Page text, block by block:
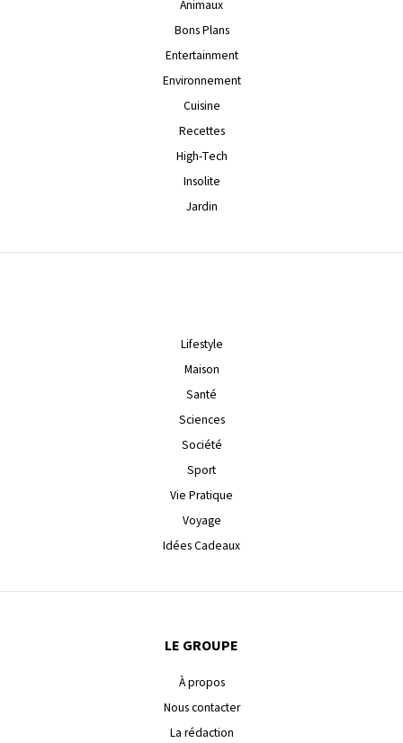
Animaux
Bons Plans
Entertainment
Environnement
Cuisine
Recettes
High-Tech
Insolite
Jardin
Lifestyle
Maison
Santé
Sciences
Société
Sport
Vie Pratique
Voyage
Idées Cadeaux
LE GROUPE
À propos
Nous contacter
La rédaction